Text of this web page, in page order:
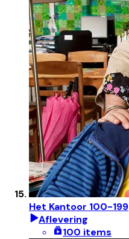
Het Kantoor 100-199
Aflevering
100 items